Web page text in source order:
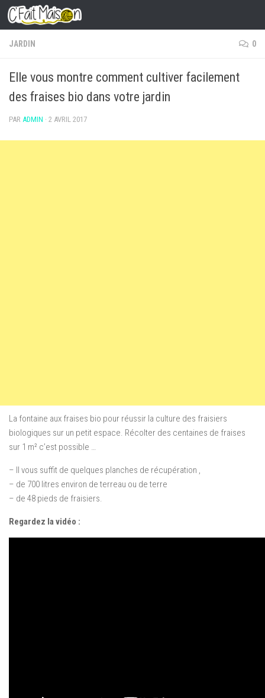
Skip to content
JARDIN 0
Elle vous montre comment cultiver facilement
des fraises bio dans votre jardin
PAR ADMIN · 2 AVRIL 2017
La fontaine aux fraises bio pour réussir la culture des fraisiers
biologiques sur un petit espace. Récolter des centaines de fraises
sur 1 m² c’est possible …
– Il vous suffit de quelques planches de récupération ,
– de 700 litres environ de terreau ou de terre
– de 48 pieds de fraisiers.
Regardez la vidéo :